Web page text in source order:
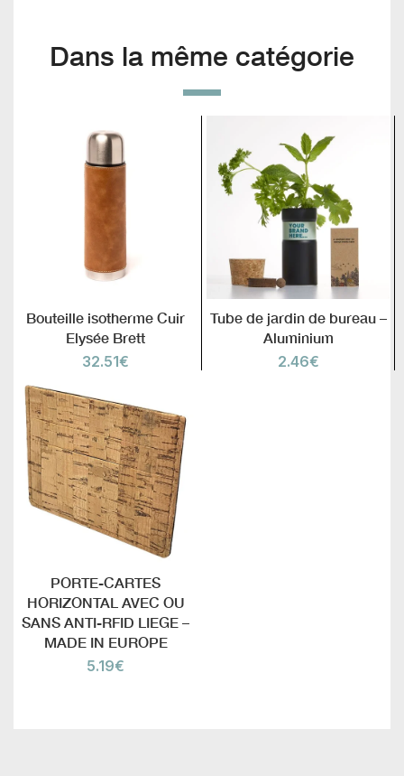
Dans la même catégorie
Bouteille isotherme Cuir
Elysée Brett
32.51€
Tube de jardin de bureau –
Aluminium
2.46€
PORTE-CARTES
HORIZONTAL AVEC OU
SANS ANTI-RFID LIEGE –
MADE IN EUROPE
5.19€